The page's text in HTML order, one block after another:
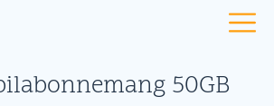
50GB